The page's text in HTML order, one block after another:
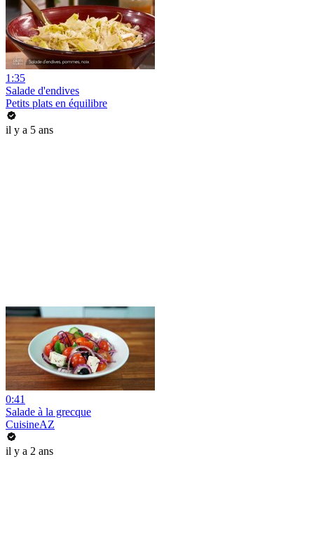
1:35
Salade d'endives
Petits plats en équilibre
il y a 5 ans
0:41
Salade à la grecque
CuisineAZ
il y a 2 ans